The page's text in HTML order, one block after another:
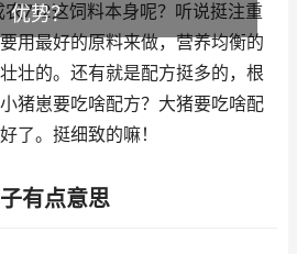
优势？
712这饲料本身呢？听说挺注重
用最好的原料来做，营养均衡的
壮的。还有就是配方挺多的，根
猪崽要吃啥配方？大猪要吃啥配
了。挺细致的嘛！
有点意思